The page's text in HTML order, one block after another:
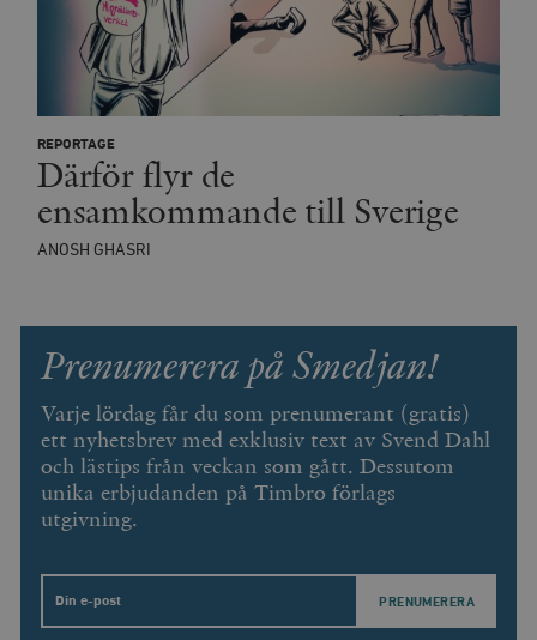
REPORTAGE
Därför flyr de
ensamkommande till Sverige
ANOSH GHASRI
Prenumerera på Smedjan!
Varje lördag får du som prenumerant (gratis)
ett nyhetsbrev med exklusiv text av Svend Dahl
och lästips från veckan som gått. Dessutom
unika erbjudanden på Timbro förlags
utgivning.
Email